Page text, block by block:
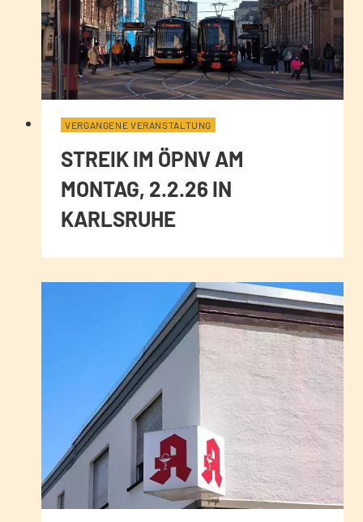
VERGANGENE VERANSTALTUNG
STREIK IM ÖPNV AM
MONTAG, 2.2.26 IN
KARLSRUHE